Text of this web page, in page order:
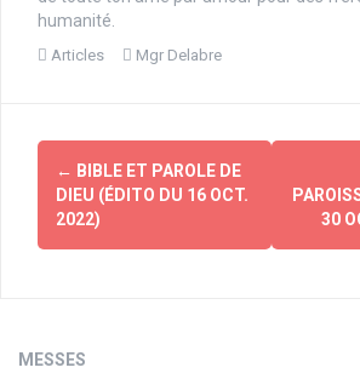
humanité.
Articles Mgr Delabre
Navigation
d'article
← BIBLE ET PAROLE DE
DIEU (ÉDITO DU 16 OCT.
2022)
30
MESSES